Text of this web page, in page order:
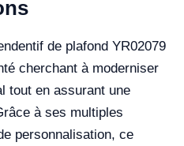
de plafond YR02079
cherchant à moderniser
tout en assurant une
à ses multiples
personnalisation, ce